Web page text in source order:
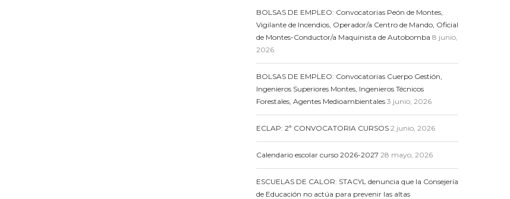
BOLSAS DE EMPLEO: Convocatorias Peón de Montes,
Vigilante de Incendios, Operador/a Centro de Mando, Oficial
de Montes-Conductor/a Maquinista de Autobomba 8 junio,
2026
BOLSAS DE EMPLEO: Convocatorias Cuerpo Gestión,
Ingenieros Superiores Montes, Ingenieros Técnicos
Forestales, Agentes Medioambientales 3 junio, 2026
ECLAP: 2ª CONVOCATORIA CURSOS 2 junio, 2026
Calendario escolar curso 2026-2027 28 mayo, 2026
ESCUELAS DE CALOR: STACYL denuncia que la Consejería
de Educación no actúa para prevenir las altas